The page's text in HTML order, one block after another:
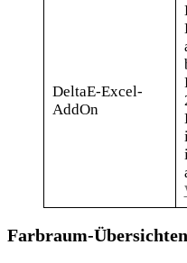
DeltaE-Excel-
AddOn
Farbraum-Übersichten